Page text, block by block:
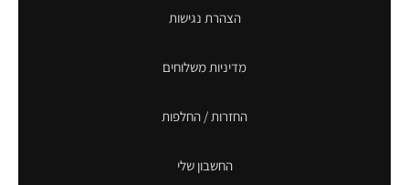
הצהרת נגישות
מדיניות משלוחים
החזרות / החלפות
החשבון שלי